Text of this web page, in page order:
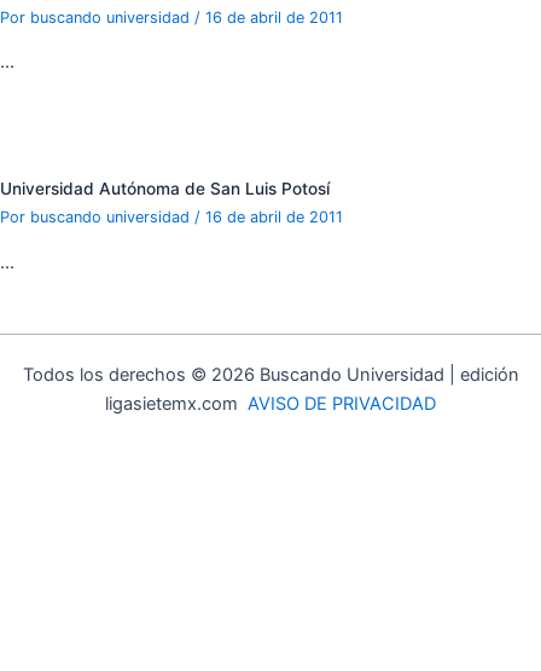
Por buscando universidad / 16 de abril de 2011
…
Universidad Autónoma de San Luis Potosí
Por buscando universidad / 16 de abril de 2011
…
Todos los derechos © 2026 Buscando Universidad | edición
ligasietemx.com AVISO DE PRIVACIDAD